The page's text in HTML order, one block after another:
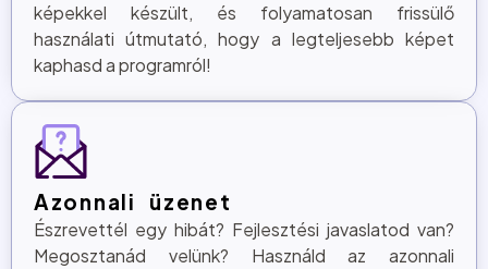
képekkel készült, és folyamatosan frissülő
használati útmutató, hogy a legteljesebb képet
kaphasd a programról!
Azonnali üzenet
Észrevettél egy hibát? Fejlesztési javaslatod van?
Megosztanád velünk? Használd az azonnali